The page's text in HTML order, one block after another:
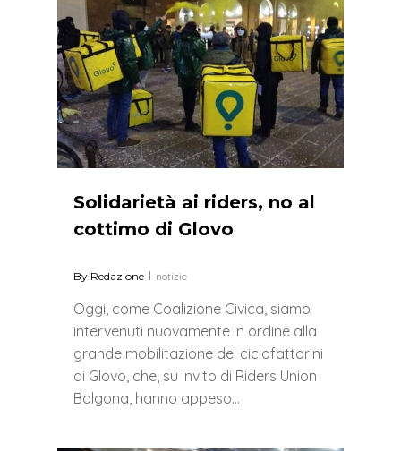
Solidarietà ai riders, no al
cottimo di Glovo
By Redazione notizie
Oggi, come Coalizione Civica, siamo
intervenuti nuovamente in ordine alla
grande mobilitazione dei ciclofattorini
di Glovo, che, su invito di Riders Union
Bolgona, hanno appeso…